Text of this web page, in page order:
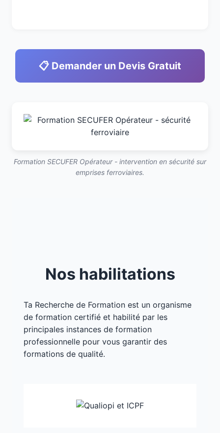
📋 Demander un Devis Gratuit
Formation SECUFER Opérateur - intervention en sécurité sur
emprises ferroviaires.
Nos habilitations
Ta Recherche de Formation est un organisme
de formation certifié et habilité par les
principales instances de formation
professionnelle pour vous garantir des
formations de qualité.